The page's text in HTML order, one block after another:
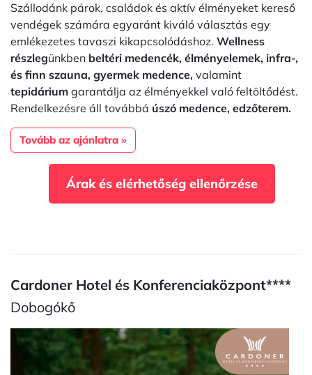
Szállodánk párok, családok és aktív élményeket kereső
vendégek számára egyaránt kiváló választás egy
emlékezetes tavaszi kikapcsolódáshoz. Wellness
részlegünkben beltéri medencék, élményelemek, infra-,
és finn szauna, gyermek medence, valamint
tepidárium garantálja az élményekkel való feltöltődést.
Rendelkezésre áll továbbá úszó medence, edzőterem.
Tovább az ajánlatra »
Árak és elérhetőség ellenőrzése
Cardoner Hotel és Konferenciaközpont****
Dobogókő